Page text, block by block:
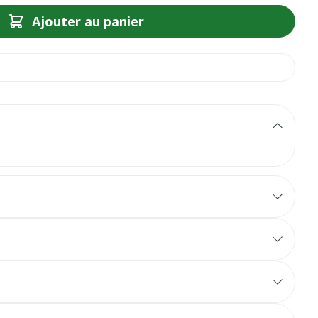
Ajouter au panier